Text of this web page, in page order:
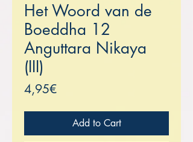
Het Woord van de
Boeddha 12
Anguttara Nikaya
(III)
4,95€Price
Add to Cart